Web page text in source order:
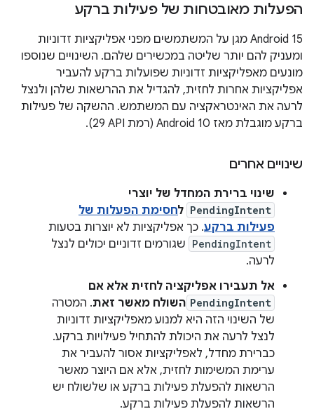
הפעלות מאובטחות של פעילות ברקע
‫Android 15 מגן על המשתמשים מפני אפליקציות זדוניות
ומעניק להם יותר שליטה במכשירים שלהם. השינויים שנוספו
מונעים מאפליקציות זדוניות שפועלות ברקע להעביר
אפליקציות אחרות לחזית, להגדיל את ההרשאות שלהן ולנצל
לרעה את האינטראקציה עם המשתמש. ההשקה של פעילות
ברקע מוגבלת מאז Android 10 (רמת API‏ 29).
שינויים אחרים
שינוי ברירת המחדל של יוצרי
PendingIntent לחסימת הפעלות של
פעילות ברקע. כך אפליקציות לא יוצרות בטעות
PendingIntent שגורמים זדוניים יכולים לנצל
לרעה.
אל תעבירו אפליקציה לחזית אלא אם
PendingIntent השולח מאשר זאת. המטרה
של השינוי הזה היא למנוע מאפליקציות זדוניות
לנצל לרעה את היכולת להתחיל פעילויות ברקע.
כברירת מחדל, לאפליקציות אסור להעביר את
ערימת המשימות לחזית, אלא אם היוצר מאשר
הרשאות להפעלת פעילות ברקע או שלשולח יש
הרשאות להפעלת פעילות ברקע.